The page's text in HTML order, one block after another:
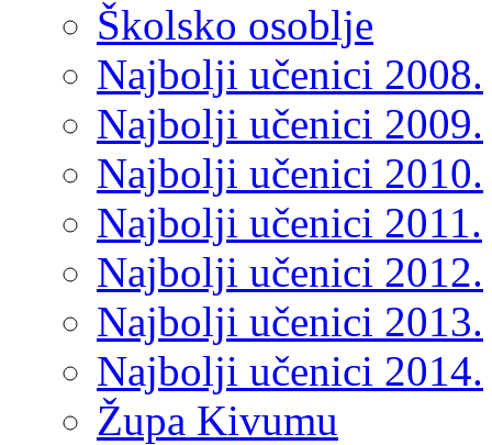
Školsko osoblje
Najbolji učenici 2008.
Najbolji učenici 2009.
Najbolji učenici 2010.
Najbolji učenici 2011.
Najbolji učenici 2012.
Najbolji učenici 2013.
Najbolji učenici 2014.
Župa Kivumu